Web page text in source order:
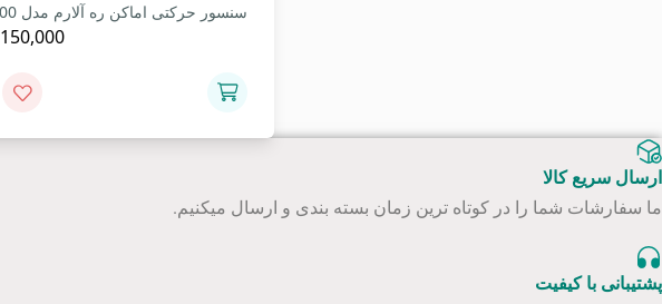
سنسور حرکتی اماکن ره آلارم مدل RA-400
150,000
ارسال سریع کالا
ما سفارشات شما را در کوتاه ترین زمان بسته بندی و ارسال میکنیم.
پشتیبانی با کیفیت